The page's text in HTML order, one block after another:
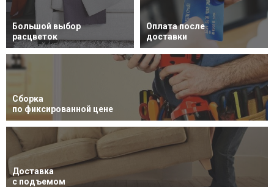
Большой выбор
расцветок
Оплата после
доставки
Сборка
по фиксированной цене
Доставка
с подъемом